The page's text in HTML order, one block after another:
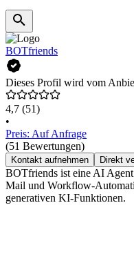
BOTfriends
Dieses Profil wird vom
4,7 (51)
•
Preis: Auf Anfrage
(51 Bewertungen)
Kontakt aufnehmen Direkt
BOTfriends ist eine AI
Mail und Workflow-
generativen KI-Funktionen.